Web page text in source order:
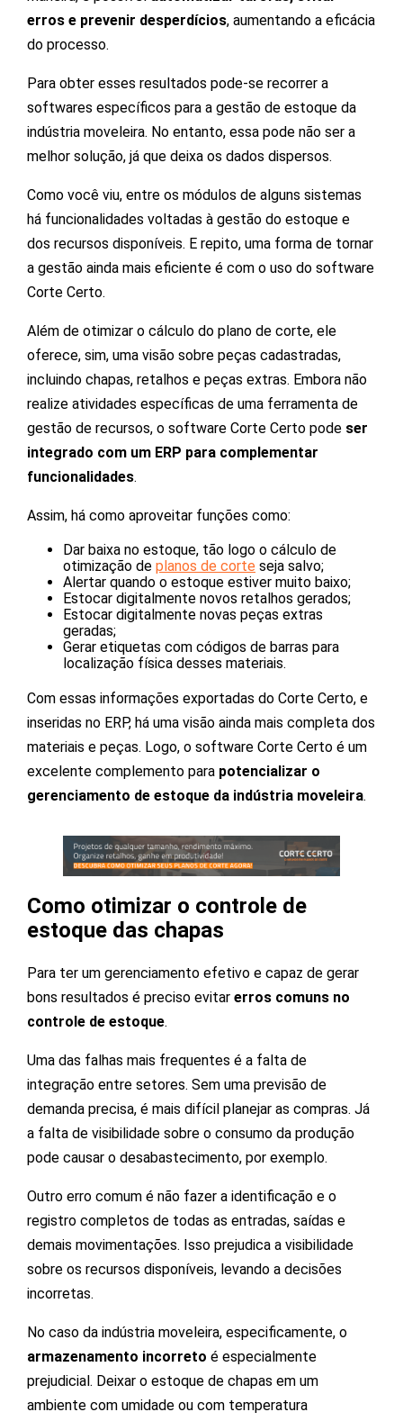
erros e prevenir desperdícios, aumentando a eficácia
do processo.
Para obter esses resultados pode-se recorrer a
softwares específicos para a gestão de estoque da
indústria moveleira. No entanto, essa pode não ser a
melhor solução, já que deixa os dados dispersos.
Como você viu, entre os módulos de alguns sistemas
há funcionalidades voltadas à gestão do estoque e
dos recursos disponíveis. E repito, uma forma de tornar
a gestão ainda mais eficiente é com o uso do software
Corte Certo.
Além de otimizar o cálculo do plano de corte, ele
oferece, sim, uma visão sobre peças cadastradas,
incluindo chapas, retalhos e peças extras. Embora não
realize atividades específicas de uma ferramenta de
gestão de recursos, o software Corte Certo pode ser
integrado com um ERP para complementar
funcionalidades.
Assim, há como aproveitar funções como:
Dar baixa no estoque, tão logo o cálculo de
otimização de planos de corte seja salvo;
Alertar quando o estoque estiver muito baixo;
Estocar digitalmente novos retalhos gerados;
Estocar digitalmente novas peças extras
geradas;
Gerar etiquetas com códigos de barras para
localização física desses materiais.
Com essas informações exportadas do Corte Certo, e
inseridas no ERP, há uma visão ainda mais completa dos
materiais e peças. Logo, o software Corte Certo é um
excelente complemento para potencializar o
gerenciamento de estoque da indústria moveleira.
Como otimizar o controle de
estoque das chapas
Para ter um gerenciamento efetivo e capaz de gerar
bons resultados é preciso evitar erros comuns no
controle de estoque.
Uma das falhas mais frequentes é a falta de
integração entre setores. Sem uma previsão de
demanda precisa, é mais difícil planejar as compras. Já
a falta de visibilidade sobre o consumo da produção
pode causar o desabastecimento, por exemplo.
Outro erro comum é não fazer a identificação e o
registro completos de todas as entradas, saídas e
demais movimentações. Isso prejudica a visibilidade
sobre os recursos disponíveis, levando a decisões
incorretas.
No caso da indústria moveleira, especificamente, o
armazenamento incorreto é especialmente
prejudicial. Deixar o estoque de chapas em um
ambiente com umidade ou com temperatura